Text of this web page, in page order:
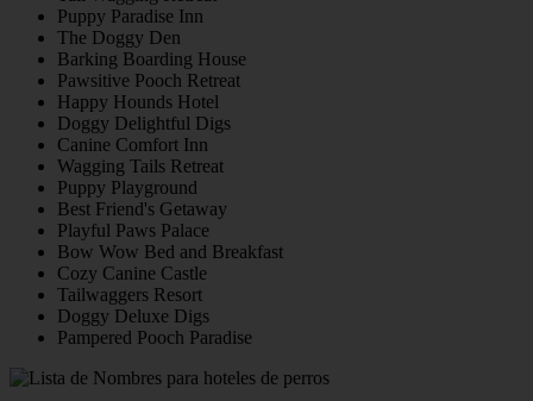
Puppy Paradise Inn
The Doggy Den
Barking Boarding House
Pawsitive Pooch Retreat
Happy Hounds Hotel
Doggy Delightful Digs
Canine Comfort Inn
Wagging Tails Retreat
Puppy Playground
Best Friend's Getaway
Playful Paws Palace
Bow Wow Bed and Breakfast
Cozy Canine Castle
Tailwaggers Resort
Doggy Deluxe Digs
Pampered Pooch Paradise